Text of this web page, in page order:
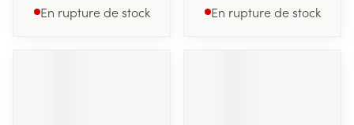
En rupture de stock En rupture de stock